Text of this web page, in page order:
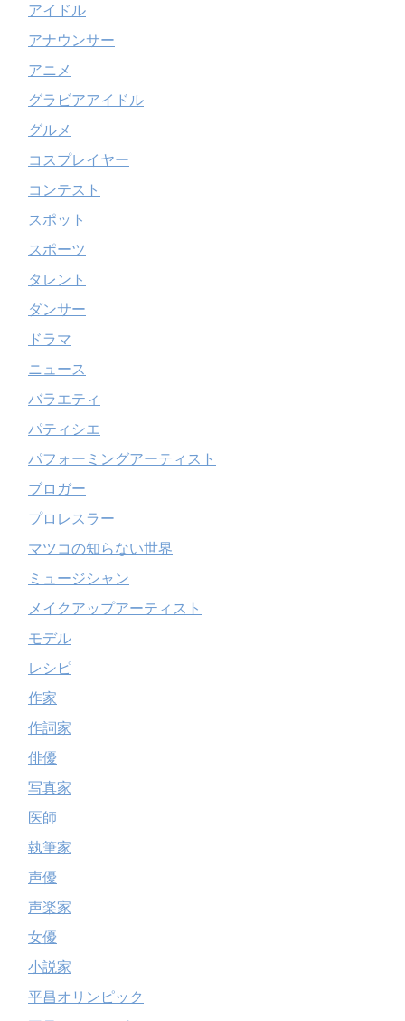
アイドル
アナウンサー
アニメ
グラビアアイドル
グルメ
コスプレイヤー
コンテスト
スポット
スポーツ
タレント
ダンサー
ドラマ
ニュース
バラエティ
パティシエ
パフォーミングアーティスト
ブロガー
プロレスラー
マツコの知らない世界
ミュージシャン
メイクアップアーティスト
モデル
レシピ
作家
作詞家
俳優
写真家
医師
執筆家
声優
声楽家
女優
小説家
平昌オリンピック